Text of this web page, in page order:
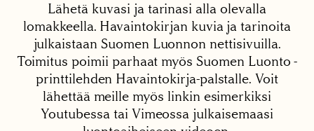
Lähetä kuvasi ja tarinasi alla olevalla
lomakkeella. Havaintokirjan kuvia ja tarinoita
julkaistaan Suomen Luonnon nettisivuilla.
Toimitus poimii parhaat myös Suomen Luonto -
printtilehden Havaintokirja-palstalle. Voit
lähettää meille myös linkin esimerkiksi
Youtubessa tai Vimeossa julkaisemaasi